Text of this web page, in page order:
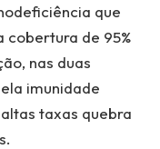
que
cobertura de 95%
nas duas
imunidade
taxas quebra